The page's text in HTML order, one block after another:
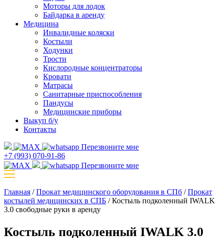
Моторы для лодок
Байдарка в аренду
Медицина
Инвалидные коляски
Костыли
Ходунки
Трости
Кислородные концентраторы
Кровати
Матрасы
Санитарные приспособления
Пандусы
Медицинские приборы
Выкуп б/у
Контакты
Перезвоните мне
+7 (993) 070-91-86
Перезвоните мне
Главная /Прокат медицинского оборудования в СПб /Прокат
костылей медицинских в СПБ /Костыль подколенный IWALK
3.0 свободные руки в аренду
Костыль подколенный IWALK 3.0